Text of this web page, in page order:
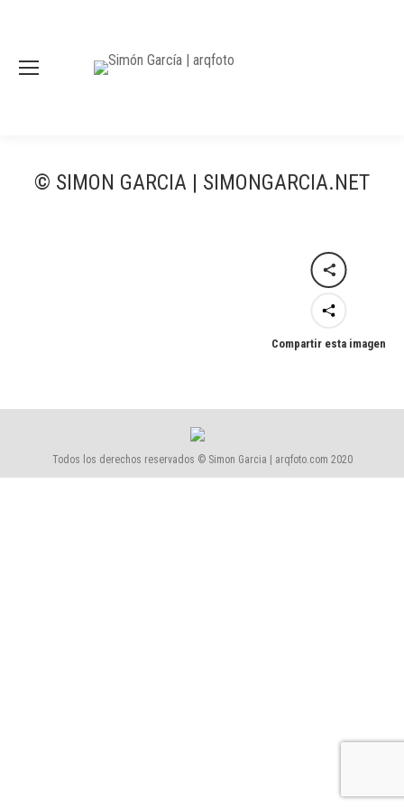
© SIMON GARCIA | SIMONGARCIA.NET
Compartir esta imagen
Todos los derechos reservados © Simon Garcia | arqfoto.com 2020